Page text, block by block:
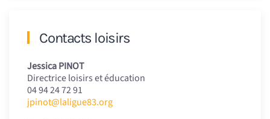
Contacts loisirs
Jessica PINOT
Directrice loisirs et éducation
04 94 24 72 91
jpinot@laligue83.org